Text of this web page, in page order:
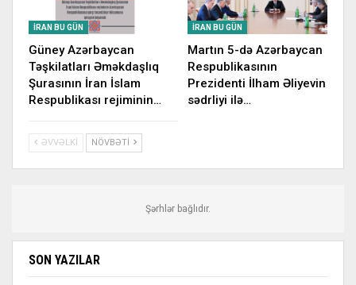
İRAN BU GÜN
Güney Azərbaycan
Təşkilatları Əməkdaşlıq
Şurasının İran İslam
Respublikası rejiminin…
İRAN BU GÜN
Martın 5-də Azərbaycan
Respublikasının
Prezidenti İlham Əliyevin
sədrliyi ilə…
ƏVVƏLKI NÖVBƏTI
Şərhlər bağlıdır.
SON YAZILAR